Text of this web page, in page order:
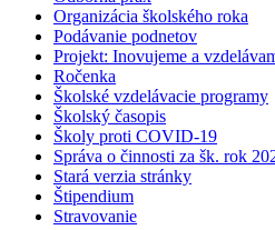
Organizácia školského roka
Podávanie podnetov
Projekt: Inovujeme a
Ročenka
Školské vzdelávacie programy
Školský časopis
Školy proti COVID-19
Správa o činnosti za šk. rok
Stará verzia stránky
Štipendium
Stravovanie